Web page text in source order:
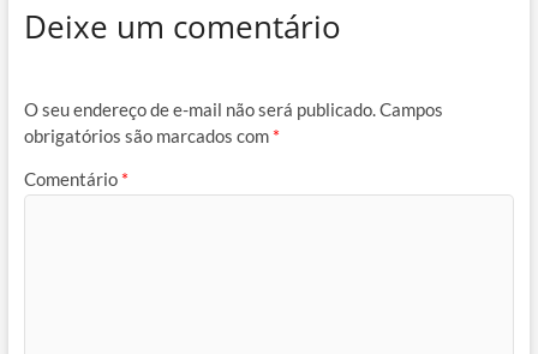
Deixe um comentário
O seu endereço de e-mail não será publicado.Campos
obrigatórios são marcados com *
Comentário *